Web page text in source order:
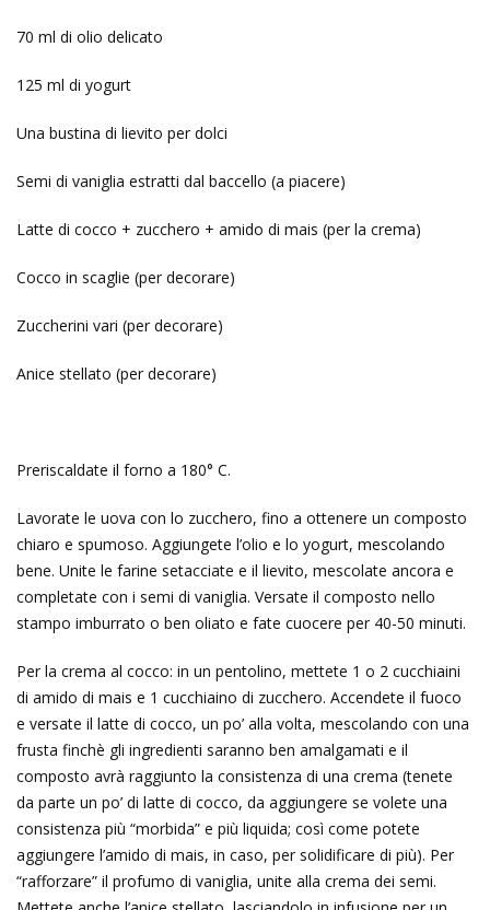
70 ml di olio delicato
125 ml di yogurt
Una bustina di lievito per dolci
Semi di vaniglia estratti dal baccello (a piacere)
Latte di cocco + zucchero + amido di mais (per la crema)
Cocco in scaglie (per decorare)
Zuccherini vari (per decorare)
Anice stellato (per decorare)
Preriscaldate il forno a 180° C.
Lavorate le uova con lo zucchero, fino a ottenere un composto
chiaro e spumoso. Aggiungete l’olio e lo yogurt, mescolando
bene. Unite le farine setacciate e il lievito, mescolate ancora e
completate con i semi di vaniglia. Versate il composto nello
stampo imburrato o ben oliato e fate cuocere per 40-50 minuti.
Per la crema al cocco: in un pentolino, mettete 1 o 2 cucchiaini
di amido di mais e 1 cucchiaino di zucchero. Accendete il fuoco
e versate il latte di cocco, un po’ alla volta, mescolando con una
frusta finchè gli ingredienti saranno ben amalgamati e il
composto avrà raggiunto la consistenza di una crema (tenete
da parte un po’ di latte di cocco, da aggiungere se volete una
consistenza più “morbida” e più liquida; così come potete
aggiungere l’amido di mais, in caso, per solidificare di più). Per
“rafforzare” il profumo di vaniglia, unite alla crema dei semi.